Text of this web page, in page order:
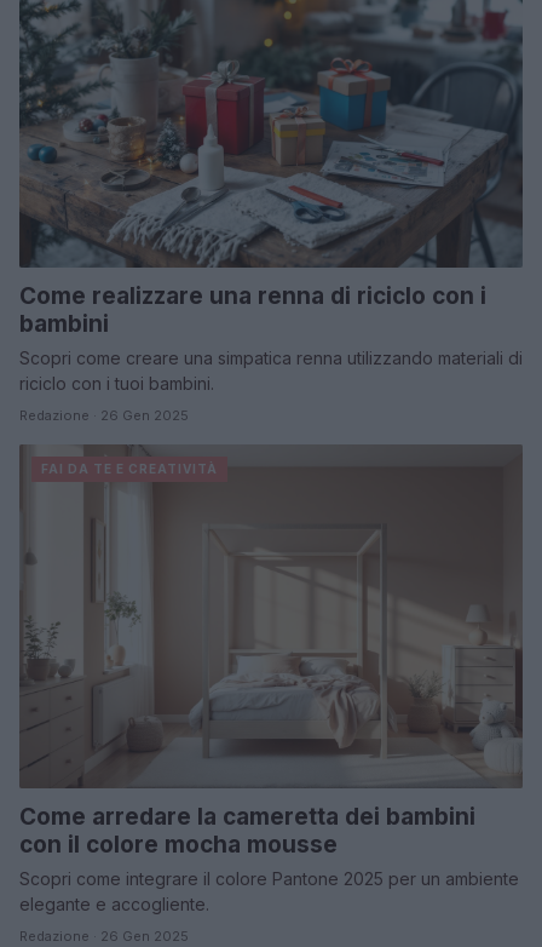
Come realizzare una renna di riciclo con i
bambini
Scopri come creare una simpatica renna utilizzando materiali di
riciclo con i tuoi bambini.
Redazione · 26 Gen 2025
FAI DA TE E CREATIVITÀ
Come arredare la cameretta dei bambini
con il colore mocha mousse
Scopri come integrare il colore Pantone 2025 per un ambiente
elegante e accogliente.
Redazione · 26 Gen 2025